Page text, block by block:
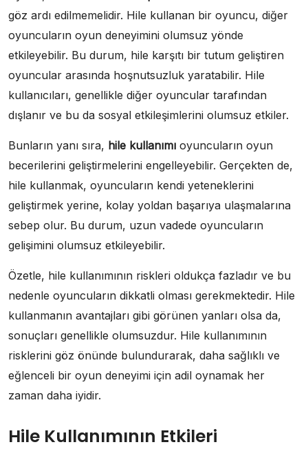
göz ardı edilmemelidir. Hile kullanan bir oyuncu, diğer
oyuncuların oyun deneyimini olumsuz yönde
etkileyebilir. Bu durum, hile karşıtı bir tutum geliştiren
oyuncular arasında hoşnutsuzluk yaratabilir. Hile
kullanıcıları, genellikle diğer oyuncular tarafından
dışlanır ve bu da sosyal etkileşimlerini olumsuz etkiler.
Bunların yanı sıra, hile kullanımı oyuncuların oyun
becerilerini geliştirmelerini engelleyebilir. Gerçekten de,
hile kullanmak, oyuncuların kendi yeteneklerini
geliştirmek yerine, kolay yoldan başarıya ulaşmalarına
sebep olur. Bu durum, uzun vadede oyuncuların
gelişimini olumsuz etkileyebilir.
Özetle, hile kullanımının riskleri oldukça fazladır ve bu
nedenle oyuncuların dikkatli olması gerekmektedir. Hile
kullanmanın avantajları gibi görünen yanları olsa da,
sonuçları genellikle olumsuzdur. Hile kullanımının
risklerini göz önünde bulundurarak, daha sağlıklı ve
eğlenceli bir oyun deneyimi için adil oynamak her
zaman daha iyidir.
Hile Kullanımının Etkileri